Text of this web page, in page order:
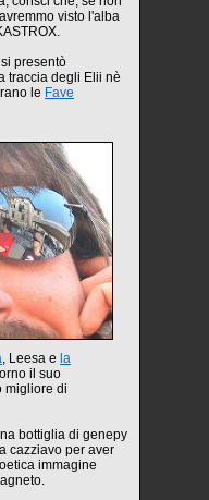
visto l'alba
presentò
traccia degli Elii nè
le Fave
, Leesa e la
il suo
migliore di
bottiglia di genepy
cazziavo per aver
immagine